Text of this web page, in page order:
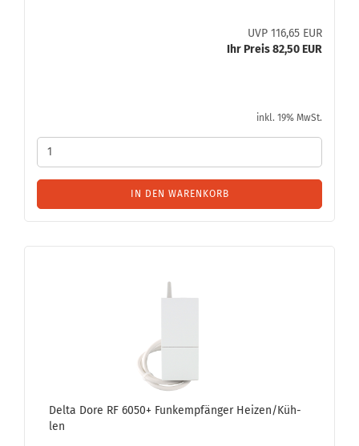
UVP 116,65 EUR
Ihr Preis 82,50 EUR
inkl. 19% MwSt.
IN DEN WARENKORB
Delta Dore RF 6050+ Funk­emp­fän­ger Hei­zen/Küh­
len